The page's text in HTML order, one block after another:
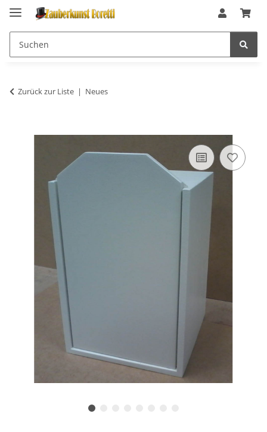
Zurück zur Liste Neues